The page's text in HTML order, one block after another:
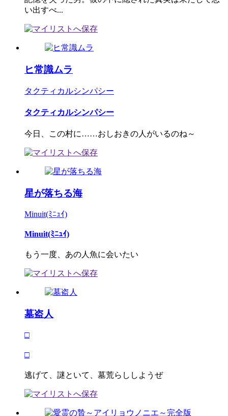
い出すべ...
ヒ常識ムラ
タクティカルシンパシー
タクティカルシンパシー
今日、この村に……おしおきの人がいるのね～
星が落ちる海
Minuit(ﾐﾆｭｲ)
Minuit(ﾐﾆｭｲ)
もう一度、あの人魚に会いたい
墓盗人
□
□
逃げて、謎といて、墓荒らししようぜ